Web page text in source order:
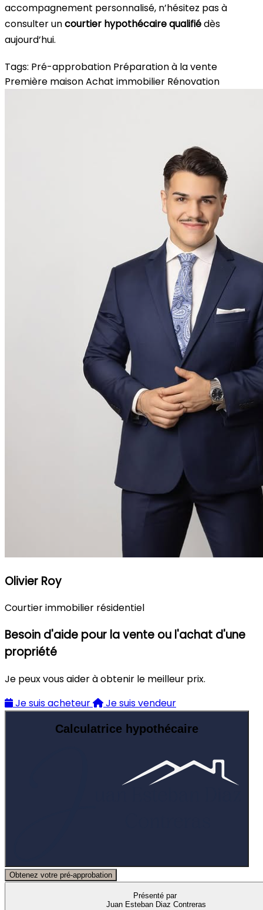
accompagnement personnalisé, n’hésitez pas à
consulter uncourtier hypothécaire qualifiédès
aujourd’hui.
Tags: Pré-approbation Préparation à la vente
Première maisonAchat immobilier Rénovation
Olivier Roy
Courtier immobilier résidentiel
Besoin d'aide pour la vente ou l'achat d'une
propriété
Je peux vous aider à obtenir le meilleur prix.
Je suis acheteur
Je suis vendeur
Calculatrice hypothécaire
Obtenez votre pré-approbation
Présenté par
Juan Esteban Diaz Contreras